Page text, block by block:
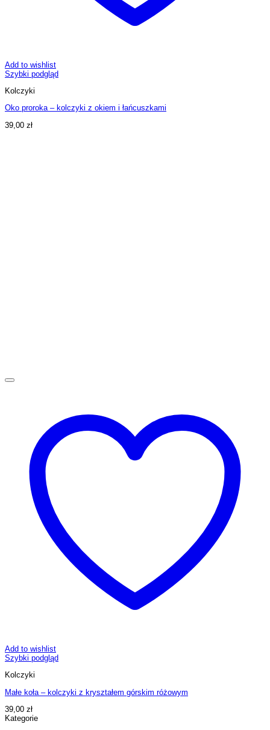
Add to wishlist
Szybki podgląd
Kolczyki
Oko proroka – kolczyki z okiem i łańcuszkami
39,00 zł
Add to wishlist
Szybki podgląd
Kolczyki
Małe koła – kolczyki z kryształem górskim różowym
39,00 zł
Kategorie